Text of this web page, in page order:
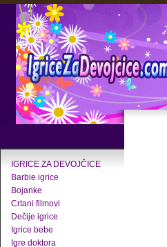
IGRICE ZA DEVOJČICE
Barbie igrice
Bojanke
Crtani filmovi
Dečije igrice
Igrice bebe
Igre doktora